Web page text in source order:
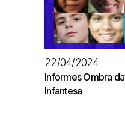
22/04/2024
Informes Ombra
Infantesa